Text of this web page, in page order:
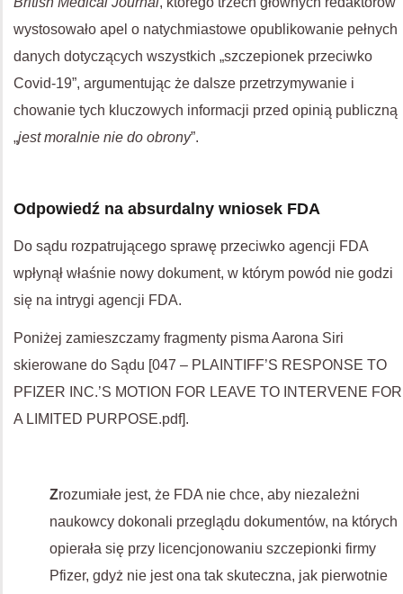
wystosowało apel o natychmiastowe opublikowanie pełnych
danych dotyczących wszystkich „szczepionek przeciwko
Covid-19”, argumentując że dalsze przetrzymywanie i
chowanie tych kluczowych informacji przed opinią publiczną
„jest moralnie nie do obrony”.
Odpowiedź na absurdalny wniosek FDA
Do sądu rozpatrującego sprawę przeciwko agencji FDA
wpłynął właśnie nowy dokument, w którym powód nie godzi
się na intrygi agencji FDA.
Poniżej zamieszczamy fragmenty pisma Aarona Siri
skierowane do Sądu [047 – PLAINTIFF’S RESPONSE TO
PFIZER INC.’S MOTION FOR LEAVE TO INTERVENE FOR
A LIMITED PURPOSE.pdf].
Zrozumiałe jest, że FDA nie chce, aby niezależni
naukowcy dokonali przeglądu dokumentów, na których
opierała się przy licencjonowaniu szczepionki firmy
Pfizer, gdyż nie jest ona tak skuteczna, jak pierwotnie